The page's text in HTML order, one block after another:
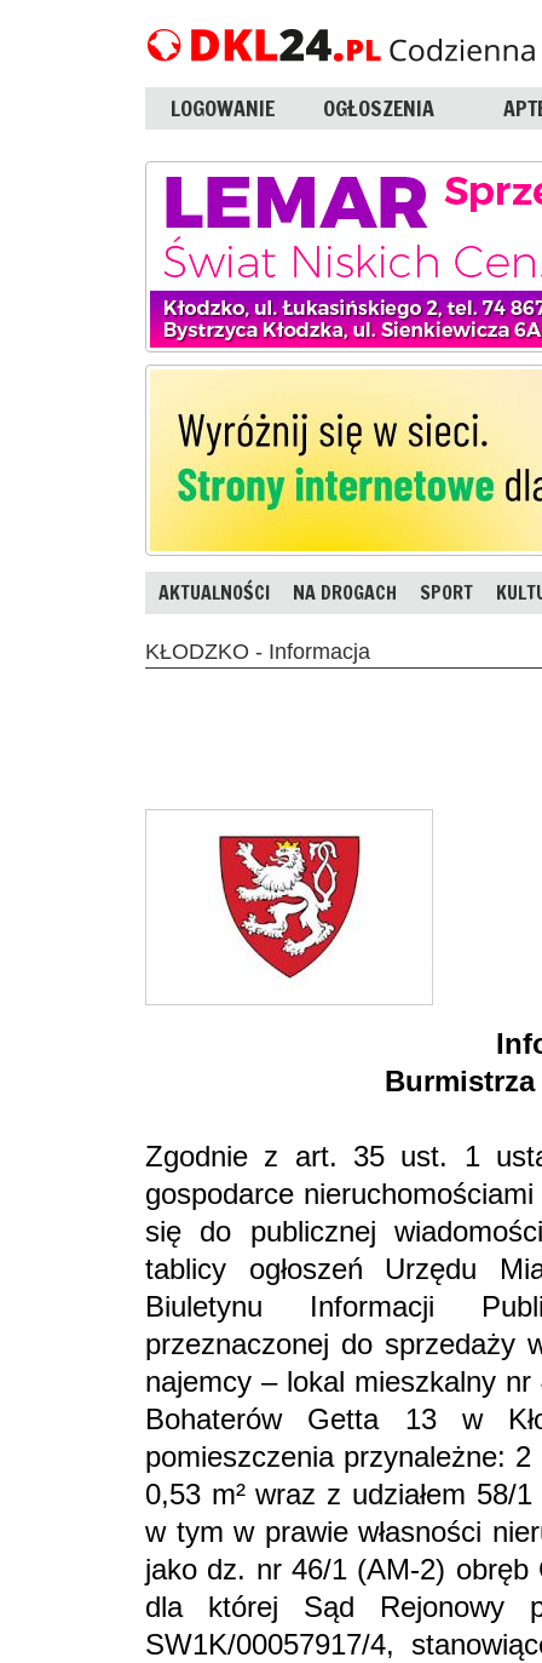
LOGOWANIE OGŁOSZENIA
AKTUALNOŚCI NA DROGACH SPORT
KŁODZKO - Informacja
Burmistrza
Zgodnie z art. 35 ust. 1
gospodarce
się do publicznej
tablicy ogłoszeń Urzędu
Biuletynu Informacji
przeznaczonej do sprzedaży
najemcy – lokal mieszkalny
Bohaterów Getta 13 w
pomieszczenia przynależne:
0,53 m² wraz z udziałem 58/
w tym w prawie własności
jako dz. nr 46/1 (AM-2)
dla której Sąd Rejonowy
SW1K/00057917/4,